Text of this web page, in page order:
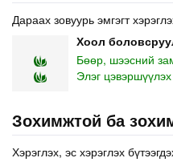
Дараах зовуурь эмгэгт
Хоол
Бөөр, шээсний
Элэг
Зохимжтой ба
Хэрэглэх, эс хэрэглэх